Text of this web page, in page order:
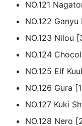
NO.121
NO.122
NO.123 Nilou
NO.124
NO.125 Elf
NO.126 Gura
NO.127 Kuki
NO.128 Nero